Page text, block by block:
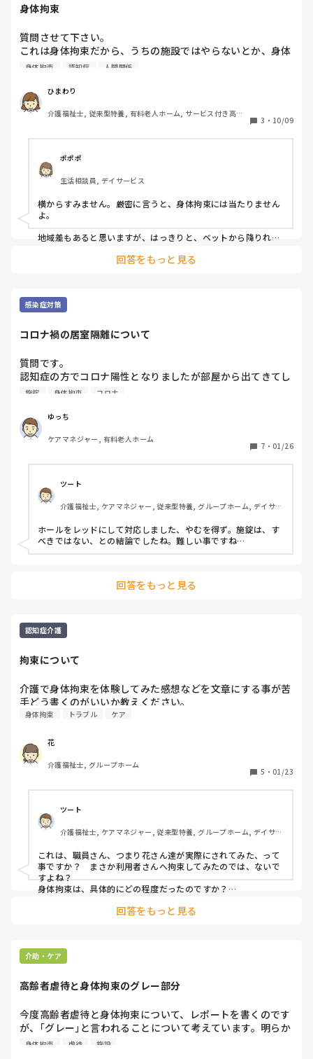
身体拘束
質問させて下さい。
これは身体拘束だから、うちの施設ではやらないとか、身体
拘束だと思うけどやっているなどを教えて下さい。
教えて頂きたいです。
身体拘束 認知症 人間関係
ひまわり
介護福祉士, 従来型特養, 有料老人ホーム, サービス付き高齢
3 ・ 10/09
ポポポ
生活相談員, デイサービス
横からすみません。厳密に言うと、身体拘束には当たりません
よ。
地域差もあると思いますが、はっきりと、ベットから降りれる
確かに施設でも、問題視する所もあるので、後は施設の考えや
方針だと思います。
まぁ、グレーゾーンだと私は思ってます。
で、転職した時は、拘束でしょ！！って驚きましたが、何処も
有るものだと思いしらされました。
回答をもっと見る
感染症対策
コロナ禍の居室隔離について
質問です。
認知症の方でコロナ陽性となりましたが部屋から出てきてし
まいます。説明したり、紙で伝えても理解が難しい方です。
為にその都度同意を得て身体拘束という形で対応しています
施錠 身体拘束 コロナ
ゆっち
ケアマネジャー, 有料老人ホーム
7 ・ 01/26
ツート
介護福祉士, ケアマネジャー, 従来型特養, グループホーム, デイサー
ホールをレッドにして対応しました、やむを得ず。施錠は、す
べきではない、との結論でしたね。難しい事ですね…
回答をもっと見る
認知症介護
拘束について
介護で身体拘束を体験してみた感想などを文章にする事が苦
手どう書くのがいいか教えください。
身体拘束 トラブル ケア
花
介護福祉士, グループホーム
5 ・ 01/23
ツート
介護福祉士, ケアマネジャー, 従来型特養, グループホーム, デイサー
これは、職員さん、つまり花さん達が実際にされてみた、って
事ですか？　まさか利用者さんへ拘束してみたのでは、ないで
すよね？
身体拘束は、具体的にどの程度だったのですか？
鍵、物理的に職員が押さえる、スピーチロック、行動制限…等
回答をもっと見る
介助・ケア
高齢者虐待と身体拘束のグレー部分
今度高齢者虐待と身体拘束について、レポートを書くのです
が、｢グレー｣と言われることについて考えています。明らか
に虐待、とか悪質なものではなく、これってどうなの？って
身体拘束 虐待 施設